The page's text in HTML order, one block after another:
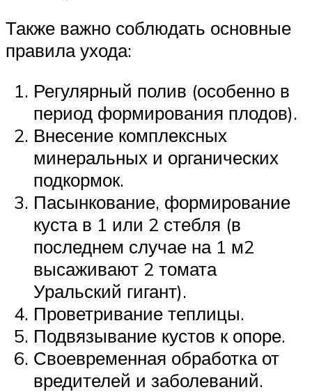
Также важно соблюдать основные
правила ухода:
Регулярный полив (особенно в
период формирования плодов).
Внесение комплексных
минеральных и органических
подкормок.
Пасынкование, формирование
куста в 1 или 2 стебля (в
последнем случае на 1 м2
высаживают 2 томата
Уральский гигант).
Проветривание теплицы.
Подвязывание кустов к опоре.
Своевременная обработка от
вредителей и заболеваний.